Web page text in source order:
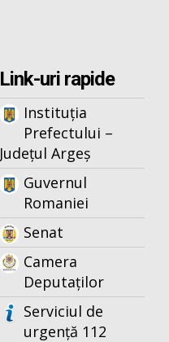
Link-uri rapide
Instituția
Prefectului –
Județul Argeș
Guvernul
Romaniei
Senat
Camera
Deputaților
Serviciul de
urgență 112